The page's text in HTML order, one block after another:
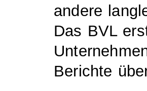
andere
Das BVL
Berichte